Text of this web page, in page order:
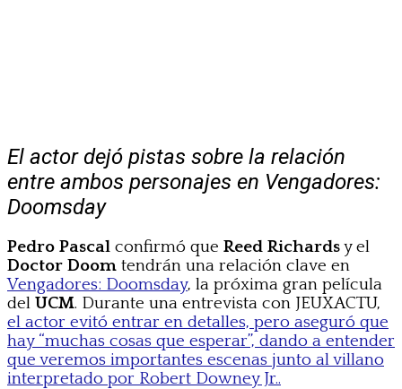
El actor dejó pistas sobre la relación
entre ambos personajes en Vengadores:
Doomsday
Pedro Pascal confirmó que Reed Richardsy el
Doctor Doom tendrán una relación clave en
Vengadores: Doomsday, la próxima gran película
del UCM. Durante una entrevista con JEUXACTU,
el actor evitó entrar en detalles, pero aseguró que
hay “muchas cosas que esperar”, dando a entender
que veremos importantes escenas junto al villano
interpretado por Robert Downey Jr..